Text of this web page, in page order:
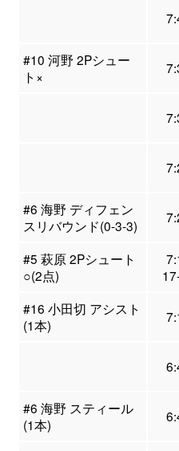
#10 河野 2Pシュー
ト×
#6 海野 ディフェン
スリバウンド(0-3-3)
#5 萩原 2Pシュート
○(2点)
#16 小田切 アシスト
(1本)
#6 海野 スティール
(1本)